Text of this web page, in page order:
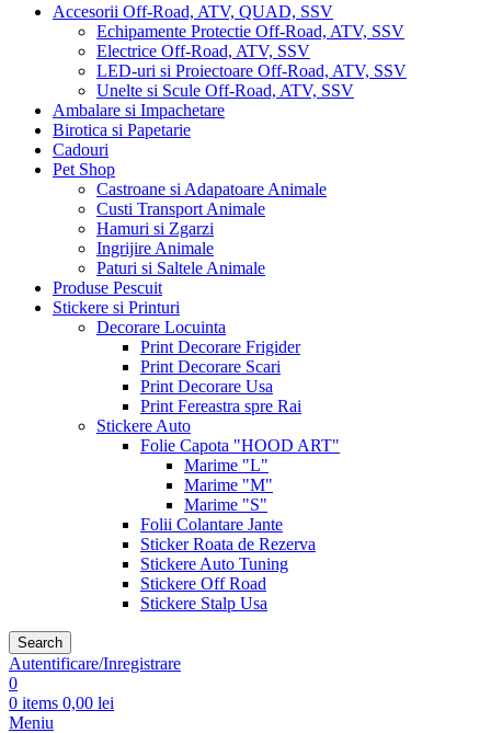
Accesorii Off-Road, ATV, QUAD, SSV
Echipamente Protectie Off-Road, ATV, SSV
Electrice Off-Road, ATV, SSV
LED-uri si Proiectoare Off-Road, ATV, SSV
Unelte si Scule Off-Road, ATV, SSV
Ambalare si Impachetare
Birotica si Papetarie
Cadouri
Pet Shop
Castroane si Adapatoare Animale
Custi Transport Animale
Hamuri si Zgarzi
Ingrijire Animale
Paturi si Saltele Animale
Produse Pescuit
Stickere si Printuri
Decorare Locuinta
Print Decorare Frigider
Print Decorare Scari
Print Decorare Usa
Print Fereastra spre Rai
Stickere Auto
Folie Capota "HOOD ART"
Marime "L"
Marime "M"
Marime "S"
Folii Colantare Jante
Sticker Roata de Rezerva
Stickere Auto Tuning
Stickere Off Road
Stickere Stalp Usa
Search
Autentificare/Inregistrare
0
0 items 0,00 lei
Meniu